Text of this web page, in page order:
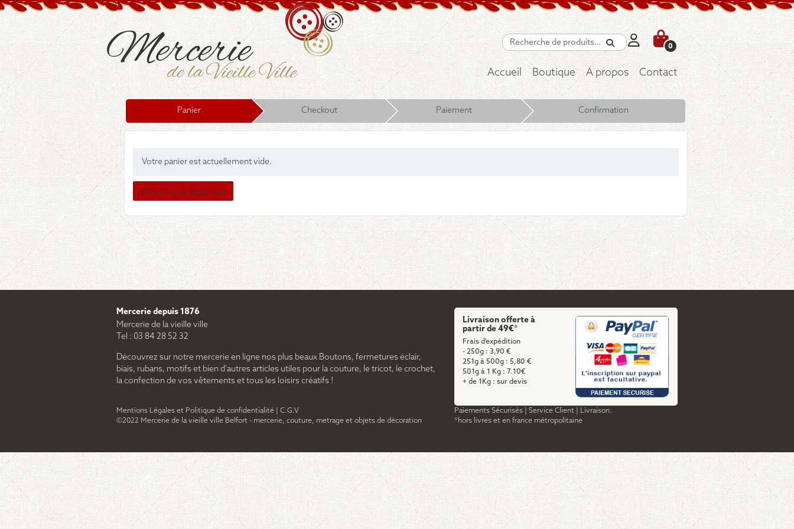
Recherche
0
Accueil Boutique A propos Contact
Panier Checkout Paiement Confirmation
Votre panier est actuellement vide.
Retour à la boutique
Mercerie depuis 1876
Mercerie de la vieille ville
Tel : 03 84 28 52 32
Découvrez sur notre mercerie en ligne nos plus beaux Boutons, fermetures éclair,
biais, rubans, motifs et bien d'autres articles utiles pour la couture, le tricot, le crochet,
la confection de vos vêtements et tous les loisirs créatifs !
Livraison offerte à
partir de 49€*
Frais d'expédition
- 250g : 3,90 €
251g à 500g : 5,80 €
501g à 1 Kg : 7.10€
+ de 1Kg : sur devis
Mentions Légales et Politique de confidentialité | C.G.V
©2022 Mercerie de la vieille ville Belfort - mercerie, couture, metrage et objets de décoration
Paiements Sécurisés| Service Client | Livraison.
*hors livres et en france métropolitaine